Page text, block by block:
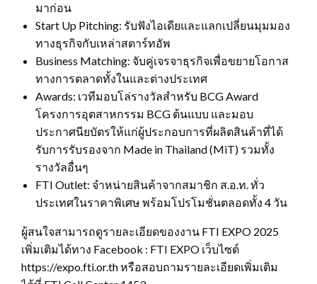
มาก่อน
Start Up Pitching: รับฟังไอเดียและแลกเปลี่ยนมุมมอง
ทางธุรกิจกับเหล่าสตาร์ทอัพ
Business Matching: จับคู่เจรจาธุรกิจเพื่อขยายโอกาส
ทางการตลาดทั้งในและต่างประเทศ
Awards: เวทีมอบโล่รางวัลสำหรับ BCG Award
โครงการอุตสาหกรรม BCG ต้นแบบ และมอบ
ประกาศนียบัตรให้แก่ผู้ประกอบการที่ผลิตสินค้าที่ได้
รับการรับรองจาก Made in Thailand (MiT) รวมทั้ง
รางวัลอื่นๆ
FTI Outlet: จำหน่ายสินค้าจากสมาชิก ส.อ.ท. ทั่ว
ประเทศในราคาพิเศษ พร้อมโปรโมชั่นตลอดทั้ง 4 วัน
ผู้สนใจสามารถดูรายละเอียดของงาน FTI EXPO 2025
เพิ่มเติมได้ทาง Facebook : FTI EXPO เว็บไซต์
https://expo.fti.or.th หรือสอบถามรายละเอียดเพิ่มเติม